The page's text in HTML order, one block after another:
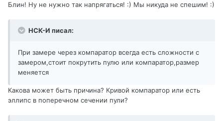
Блин! Ну не нужно так напрягаться! :) Мы никуда не спешим! :)
НСК-И писал:
При замере через компаратор всегда есть сложности с
замером,стоит покрутить пулю или компаратор,размер
меняется
Какова может быть причина? Кривой компаратор или есть
эллипс в поперечном сечении пули?